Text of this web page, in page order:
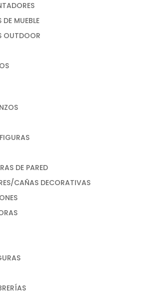
MUEBLE
OUTDOOR
DE PARED
CAÑAS DECORATIVAS